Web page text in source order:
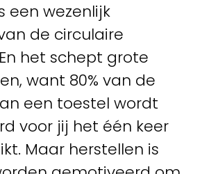
een wezenlijk
de circulaire
het schept grote
want 80% van de
een toestel wordt
voor jij het één keer
Maar herstellen is